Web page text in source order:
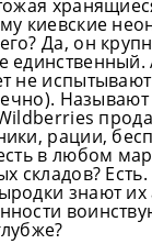
киевские
Да, он
не
Называют
рации,
в любом
складов?
знают